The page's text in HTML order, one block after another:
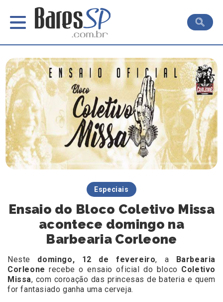
Especiais
Ensaio do Bloco Coletivo Missa
acontece domingo na
Barbearia Corleone
Neste domingo, 12 de fevereiro, a
Barbearia
Corleone recebe o ensaio oficial do bloco Coletivo
Missa, com coroação das princesas de bateria e quem
for fantasiado ganha uma cerveja.